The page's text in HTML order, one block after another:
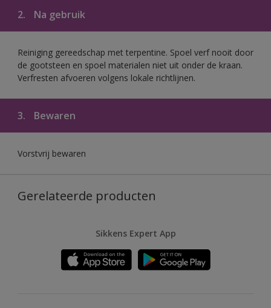
2. Na gebruik
Reiniging gereedschap met terpentine. Spoel verf nooit door
de gootsteen en spoel materialen niet uit onder de kraan.
Verfresten afvoeren volgens lokale richtlijnen.
3. Bewaren
Vorstvrij bewaren
Gerelateerde producten
Sikkens Expert App